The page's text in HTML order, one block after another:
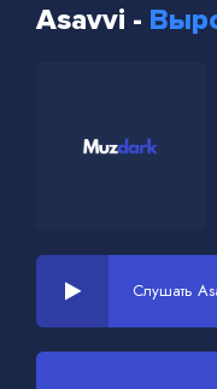
Asavvi -
Слушать